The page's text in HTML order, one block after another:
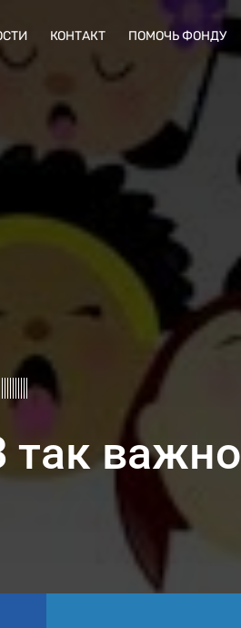
КОНТАКТ ПОМОЧЬ ФОНДУ
так важно